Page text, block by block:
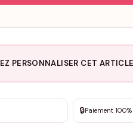
PERSONNALISER CET
sur mesure
· Personnalisation de 3 à 10€ selon la
🔒Paiement